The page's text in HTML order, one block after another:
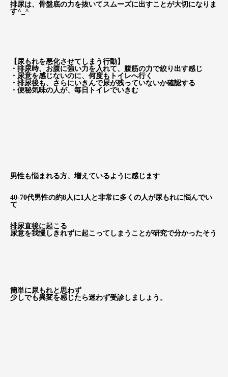
排尿は、骨盤底の力を抜いてスムーズに出すことが大切になりま
す^_^
【尿もれを悪化させてしまう行動】
・排尿時、お腹に強い力を入れて、腹筋の力で絞り出す感じ
・尿意を感じないのに、何度もトイレへ行く
・排尿後も、さらにいきんで尿が残っていないか確認する
・便秘気味の人が、毎日トイレでいきむ
男性も悩まれる方、増えているように感じます
40-70代男性の約8人に1人と非常に多くの人が尿もれに悩んでい
て
排尿直後に起こる
尿意を我慢しきれずに起こってしまうことが研究で分かったそう
簡単に尿もれと思わず
少しでも異変を感じたら迷わず受診しましょう。